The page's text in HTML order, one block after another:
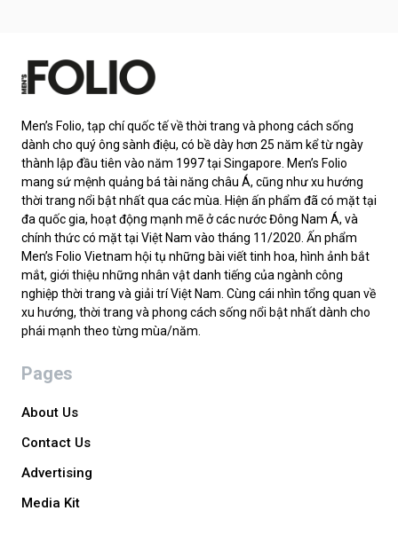
Men’s Folio, tạp chí quốc tế về thời trang và phong cách sống
dành cho quý ông sành điệu, có bề dày hơn 25 năm kể từ ngày
thành lập đầu tiên vào năm 1997 tại Singapore. Men’s Folio
mang sứ mệnh quảng bá tài năng châu Á, cũng như xu hướng
thời trang nổi bật nhất qua các mùa. Hiện ấn phẩm đã có mặt tại
đa quốc gia, hoạt động mạnh mẽ ở các nước Đông Nam Á, và
chính thức có mặt tại Việt Nam vào tháng 11/2020. Ấn phẩm
Men’s Folio Vietnam hội tụ những bài viết tinh hoa, hình ảnh bắt
mắt, giới thiệu những nhân vật danh tiếng của ngành công
nghiệp thời trang và giải trí Việt Nam. Cùng cái nhìn tổng quan về
xu hướng, thời trang và phong cách sống nổi bật nhất dành cho
phái mạnh theo từng mùa/năm.
Pages
About Us
Contact Us
Advertising
Media Kit